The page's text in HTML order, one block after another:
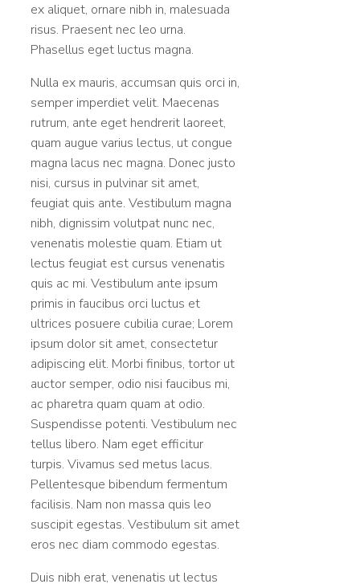
ex aliquet, ornare nibh in, malesuada
risus. Praesent nec leo urna.
Phasellus eget luctus magna.
Nulla ex mauris, accumsan quis orci in,
semper imperdiet velit. Maecenas
rutrum, ante eget hendrerit laoreet,
quam augue varius lectus, ut congue
magna lacus nec magna. Donec justo
nisi, cursus in pulvinar sit amet,
feugiat quis ante. Vestibulum magna
nibh, dignissim volutpat nunc nec,
venenatis molestie quam. Etiam ut
lectus feugiat est cursus venenatis
quis ac mi. Vestibulum ante ipsum
primis in faucibus orci luctus et
ultrices posuere cubilia curae; Lorem
ipsum dolor sit amet, consectetur
adipiscing elit. Morbi finibus, tortor ut
auctor semper, odio nisi faucibus mi,
ac pharetra quam quam at odio.
Suspendisse potenti. Vestibulum nec
tellus libero. Nam eget efficitur
turpis. Vivamus sed metus lacus.
Pellentesque bibendum fermentum
facilisis. Nam non massa quis leo
suscipit egestas. Vestibulum sit amet
eros nec diam commodo egestas.
Duis nibh erat, venenatis ut lectus